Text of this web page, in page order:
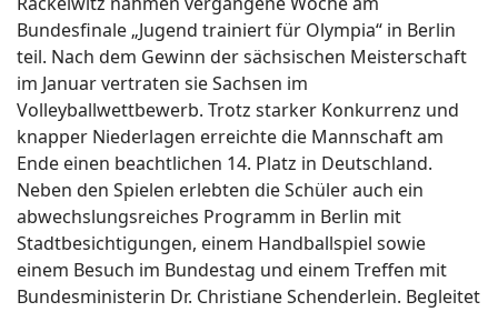
Bundesfinale „Jugend trainiert für Olympia“ in Berlin
teil. Nach dem Gewinn der sächsischen Meisterschaft
im Januar vertraten sie Sachsen im
Volleyballwettbewerb. Trotz starker Konkurrenz und
knapper Niederlagen erreichte die Mannschaft am
Ende einen beachtlichen 14. Platz in Deutschland.
Neben den Spielen erlebten die Schüler auch ein
abwechslungsreiches Programm in Berlin mit
Stadtbesichtigungen, einem Handballspiel sowie
einem Besuch im Bundestag und einem Treffen mit
Bundesministerin Dr. Christiane Schenderlein. Begleitet